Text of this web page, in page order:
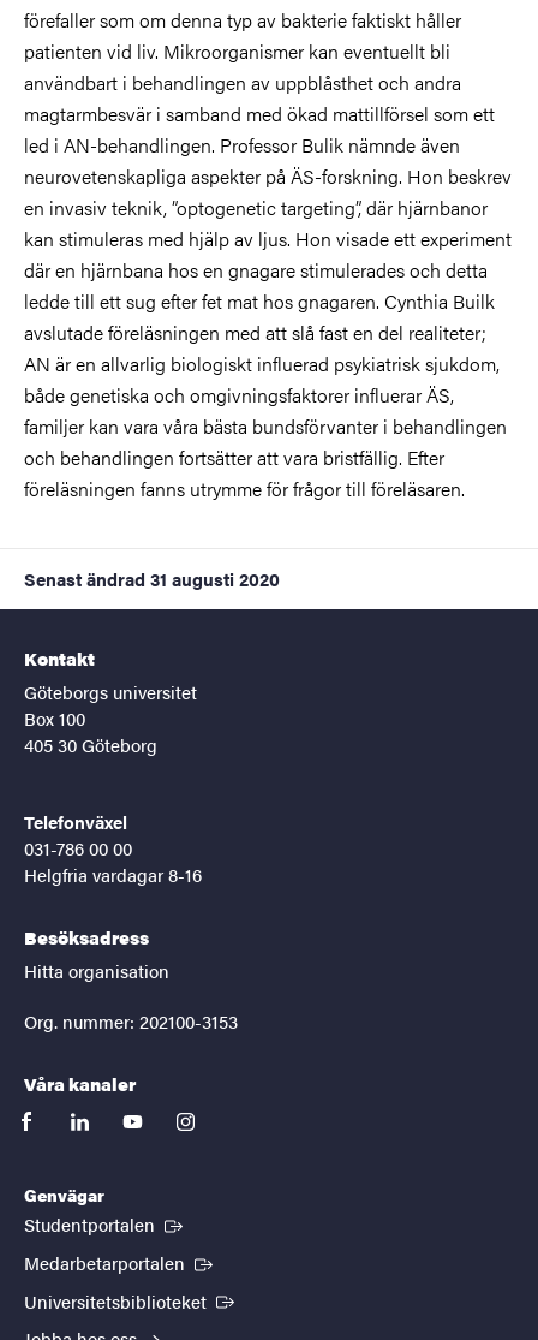
förefaller som om denna typ av bakterie faktiskt håller
patienten vid liv. Mikroorganismer kan eventuellt bli
användbart i behandlingen av uppblåsthet och andra
magtarmbesvär i samband med ökad mattillförsel som ett
led i AN-behandlingen. Professor Bulik nämnde även
neurovetenskapliga aspekter på ÄS-forskning. Hon beskrev
en invasiv teknik, ”optogenetic targeting”, där hjärnbanor
kan stimuleras med hjälp av ljus. Hon visade ett experiment
där en hjärnbana hos en gnagare stimulerades och detta
ledde till ett sug efter fet mat hos gnagaren. Cynthia Builk
avslutade föreläsningen med att slå fast en del realiteter;
AN är en allvarlig biologiskt influerad psykiatrisk sjukdom,
både genetiska och omgivningsfaktorer influerar ÄS,
familjer kan vara våra bästa bundsförvanter i behandlingen
och behandlingen fortsätter att vara bristfällig. Efter
föreläsningen fanns utrymme för frågor till föreläsaren.
Senast ändrad 31 augusti 2020
Kontakt
Göteborgs universitet
Box 100
405 30 Göteborg
Telefonväxel
031-786 00 00
Helgfria vardagar 8-16
Besöksadress
Hitta organisation
Org. nummer: 202100-3153
Våra kanaler
facebooklinkedinyoutubeinstagram
Genvägar
Studentportalen (Extern länk)
Medarbetarportalen (Extern länk)
Universitetsbiblioteket (Extern länk)